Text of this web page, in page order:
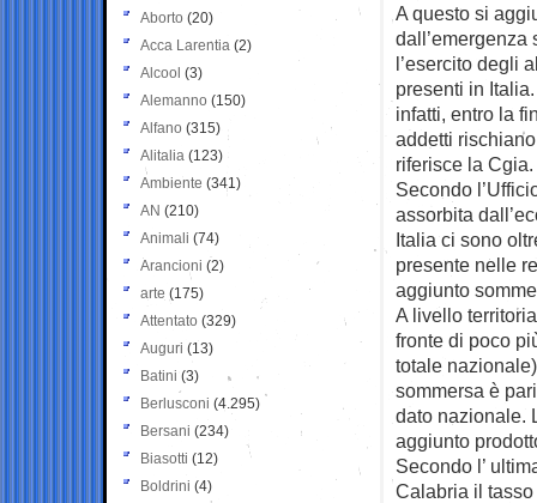
A questo si
dall’emergenza
l’esercito degli
presenti in
infatti, entro la
addetti
riferisce la Cgia.
Secondo
assorbita
Italia ci sono
presente nelle
aggiunto
A livello
fronte di poco
totale
sommersa è
dato nazionale.
aggiunto
Secondo l’
Calabria il
Aborto (20)
Acca Larentia (2)
Alcool (3)
Alemanno (150)
Alfano (315)
Alitalia (123)
Ambiente (341)
AN (210)
Animali (74)
Arancioni (2)
arte (175)
Attentato (329)
Auguri (13)
Batini (3)
Berlusconi (4.295)
Bersani (234)
Biasotti (12)
Boldrini (4)